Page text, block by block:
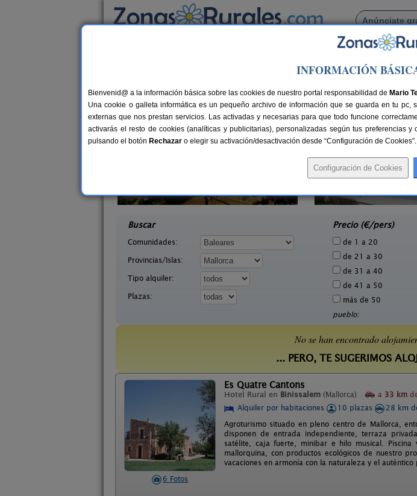
Anúnciate
Busca por pueblo
Casas Rurales cerca de Galilea
Buscar
Comunidades:
Provincias/Islas:
Tipo alquiler:
Plazas:
Precio (€/pers)
de 1 a 20
de 21 a 30
de 31 a 40
de 41 a 50
más de 50
pueblo:
No se han encontrado
... PERO, TE SUGERIMOS
6 Fotos
Es Quatre Cantons
Hotel Rural en Binissalem (Mallorca) a 33 km
Alquiler por habitaciones
10 plazas
28 km
Agroturismo situado en pleno centro de Mallorca,
disponen de entrada independiente, terraza
satélite, caja fuerte, minibar e hilo musical.
mallorquina, con productos ecológicos de nuestro
vacaciones en armonía con la naturaleza y el auténtico
INFORMACIÓN
Bienvenid@ a la información básica sobre las cookies de nuestro portal responsabilidad de Mario
Una cookie o galleta informática es un pequeño archivo de información que se guarda en tu
externas que nos prestan servicios. Las activadas y necesarias para que todo funcione
activarás el resto de cookies (analíticas y publicitarias), personalizadas según tus preferencias
pulsando el botón Rechazar o elegir su activación/desactivación desde “Configuración de